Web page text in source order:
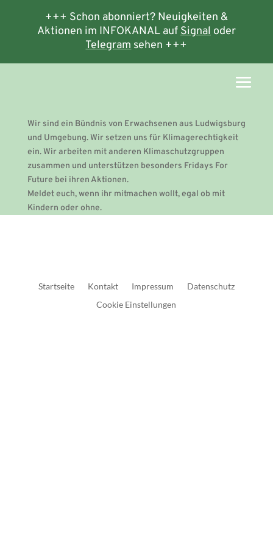
+++ Schon abonniert? Neuigkeiten &
Aktionen im INFOKANAL aufSignaloder
Telegramsehen +++
Wir sind ein Bündnis von Erwachsenen aus Ludwigsburg
und Umgebung. Wir setzen uns für Klimagerechtigkeit
ein. Wir arbeiten mit anderen Klimaschutzgruppen
zusammen und unterstützen besonders Fridays For
Future bei ihren Aktionen.
Meldet euch, wenn ihr mitmachen wollt, egal ob mit
Kindern oder ohne.
Startseite Kontakt Impressum
Datenschutz
Cookie Einstellungen